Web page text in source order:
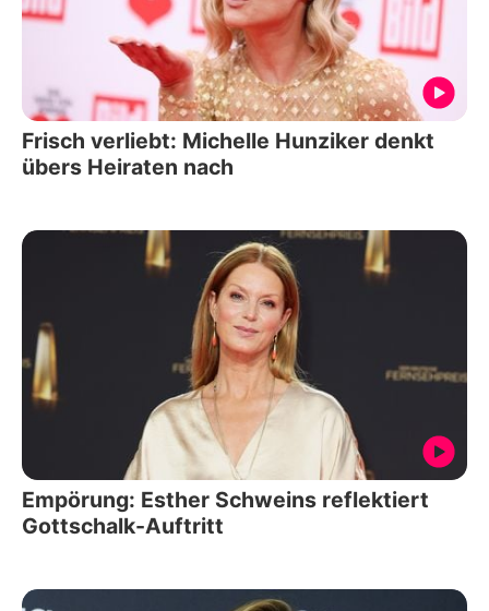
Frisch verliebt: Michelle Hunziker denkt
übers Heiraten nach
Empörung: Esther Schweins reflektiert
Gottschalk-Auftritt